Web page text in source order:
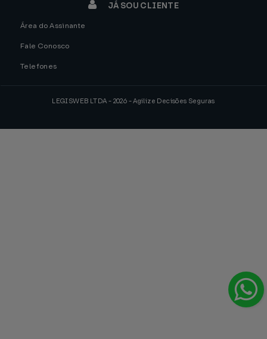
JÁ SOU CLIENTE
Área do Assinante
Fale Conosco
Telefones
LEGISWEB LTDA - 2026 - Agilize Decisões Seguras